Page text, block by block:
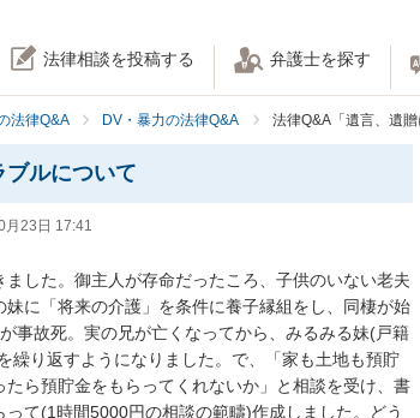
法律相談を投稿する 弁護士を探す
法律Q&A DV・暴力の法律Q&A 法律Q&A「遺言、遺
ルについて
月23日 17:41
した。御主人が存命だったころ、子供のいない老夫
に「将来の介護」を条件に養子縁組をし、同棲が始
事故死。実の兄が亡くなってから、みるみる妹(戸籍
繰り返すようになりました。で、「家も土地も預貯
ら預貯金をもらってくれないか」と相談を受け、書
て(1時間5000円の相談の範疇)作成しました。どう